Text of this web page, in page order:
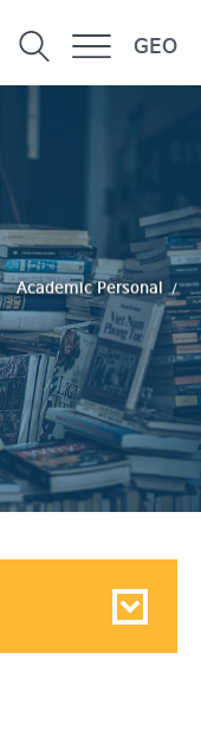
GEO
Academic Personal